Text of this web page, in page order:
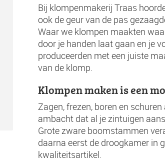
Bij klompenmakerij Traas
ook de geur van de pas
Waar we klompen maakten
door je handen laat gaan en je
produceerden met een juiste
van de klomp.
Klompen maken is een
Zagen, frezen, boren en
ambacht dat al je zintuigen
Grote zware boomstammen
daarna eerst de droogkamer in
kwaliteitsartikel.